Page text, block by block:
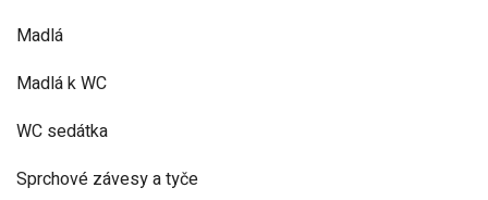
Madlá
Madlá k WC
WC sedátka
Sprchové závesy a tyče